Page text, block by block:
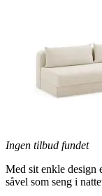
Ingen tilbud fundet
Med sit enkle design
såvel som seng i